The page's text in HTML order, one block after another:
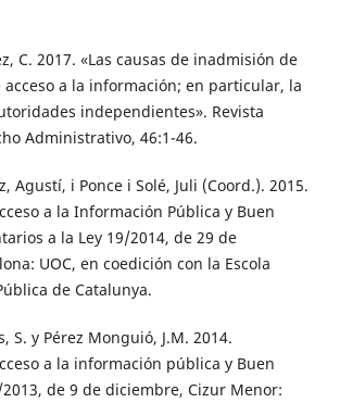
C. 2017. «Las causas de inadmisión de
a la información; en particular, la
independientes». Revista
Administrativo, 46:1-46.
Agustí, i Ponce i Solé, Juli (Coord.). 2015.
a la Información Pública y Buen
a la Ley 19/2014, de 29 de
UOC, en coedición con la Escola
de Catalunya.
S. y Pérez Monguió, J.M. 2014.
a la información pública y Buen
de 9 de diciembre, Cizur Menor: